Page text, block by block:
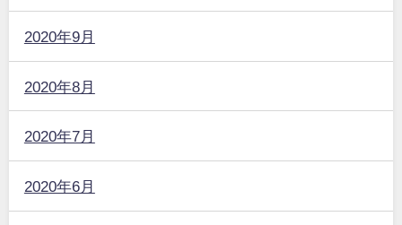
2020年9月
2020年8月
2020年7月
2020年6月